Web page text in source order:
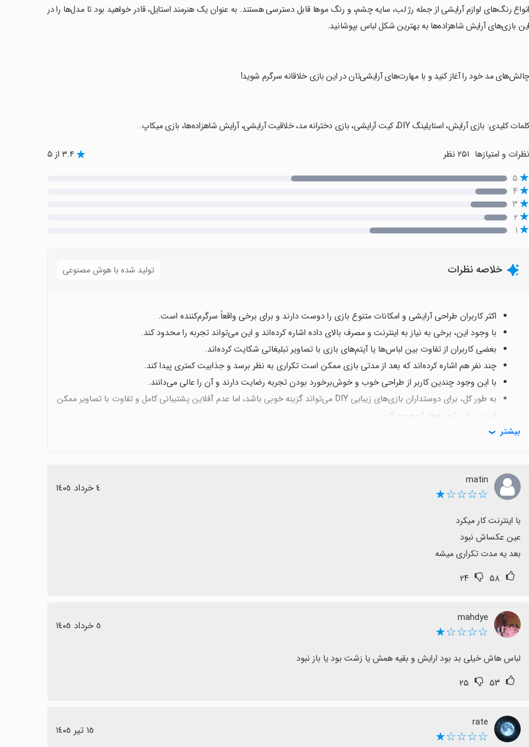
‏انواع رنگ‌های لوازم آرایشی از جمله رژ لب، سایه چشم، و رنگ موها قابل دسترسی هستند. به عنوان یک هنرمند استایل، قادر خواهید بود تا مدل‌ها را در
این بازی‌های آرایش شاهزاده‌ها به بهترین شکل لباس بپوشانید.
‏چالش‌های مد خود را آغاز کنید و با مهارت‌های آرایشی‌تان در این بازی خلاقانه سرگرم شوید!
‏کلمات کلیدی: بازی آرایش، استایلینگ DIY، کیت آرایشی، بازی دخترانه مد، خلاقیت آرایشی، آرایش شاهزاده‌ها، بازی میکاپ.
نظرات و امتیازها ۳.۴ از ۵
۵
۴
۳
۲
۱
خلاصه نظرات تولید شده با هوش مصنوعی
اکثر کاربران طراحی آرایشی و امکانات متنوع بازی را دوست دارند و برای برخی واقعاً سرگرم‌کننده است.
با وجود این، برخی به نیاز به اینترنت و مصرف بالای داده اشاره کرده‌اند و این می‌تواند تجربه را محدود کند.
بعضی کاربران از تفاوت بین لباس‌ها یا آیتم‌های بازی با تصاویر تبلیغاتی شکایت کرده‌اند.
چند نفر هم اشاره کرده‌اند که بعد از مدتی بازی ممکن است تکراری به نظر برسد و جذابیت کمتری پیدا کند.
با این وجود چندین کاربر از طراحی خوب و خوش‌برخورد بودن تجربه رضایت دارند و آن را عالی می‌دانند.
به طور کل، برای دوستداران بازی‌های زیبایی DIY می‌تواند گزینه خوبی باشد، اما عدم آفلاین پشتیبانی کامل و تفاوت با تصاویر ممکن
است برخی تجربه‌ها را محدود کند.
بیشتر
matin
☆☆☆☆★ ٤ خرداد ١٤٠٥
بعد یه مدت تکراری میشه
۵۸ ۲۴
‌mahdye
☆☆☆☆★ ٥ خرداد ١٤٠٥
لباس هاش خیلی بد بود ارایش و بقیه همش یا زشت بود یا باز نبود
۵۳ ۲۵
rate
☆☆☆☆★ ١٥ تیر ١٤٠٥